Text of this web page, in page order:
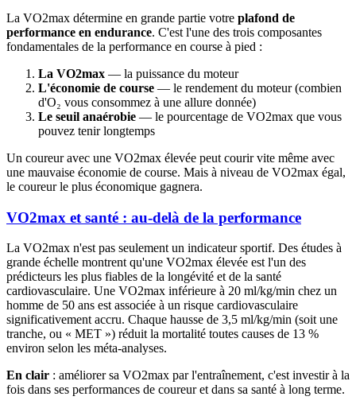
La VO2max détermine en grande partie votre plafond de
performance en endurance. C'est l'une des trois composantes
fondamentales de la performance en course à pied :
La VO2max — la puissance du moteur
L'économie de course — le rendement du moteur (combien
d'O₂ vous consommez à une allure donnée)
Le seuil anaérobie — le pourcentage de VO2max que vous
pouvez tenir longtemps
Un coureur avec une VO2max élevée peut courir vite même avec
une mauvaise économie de course. Mais à niveau de VO2max égal,
le coureur le plus économique gagnera.
VO2max et santé : au-delà de la performance
La VO2max n'est pas seulement un indicateur sportif. Des études à
grande échelle montrent qu'une VO2max élevée est l'un des
prédicteurs les plus fiables de la longévité et de la santé
cardiovasculaire. Une VO2max inférieure à 20 ml/kg/min chez un
homme de 50 ans est associée à un risque cardiovasculaire
significativement accru. Chaque hausse de 3,5 ml/kg/min (soit une
tranche, ou « MET ») réduit la mortalité toutes causes de 13 %
environ selon les méta-analyses.
En clair : améliorer sa VO2max par l'entraînement, c'est investir à la
fois dans ses performances de coureur et dans sa santé à long terme.